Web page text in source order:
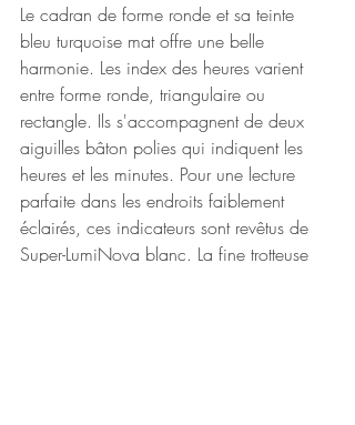
Le cadran de forme ronde et sa teinte
bleu turquoise mat offre une belle
harmonie. Les index des heures varient
entre forme ronde, triangulaire ou
rectangle. Ils s'accompagnent de deux
aiguilles bâton polies qui indiquent les
heures et les minutes. Pour une lecture
parfaite dans les endroits faiblement
éclairés, ces indicateurs sont revêtus de
Super-LumiNova blanc. La fine trotteuse